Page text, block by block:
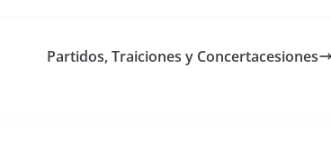
Partidos, Traiciones y Concertacesiones